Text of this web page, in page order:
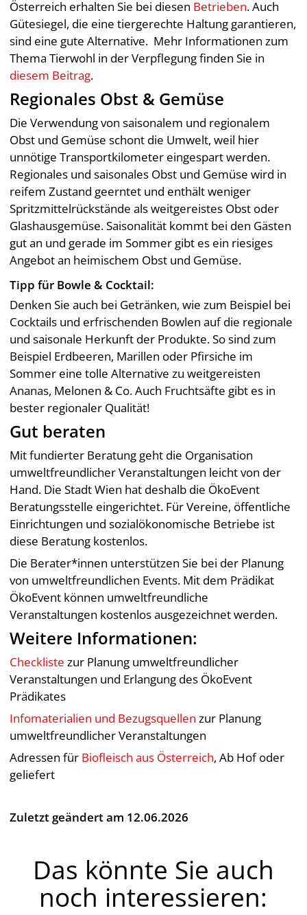
Österreich erhalten Sie bei diesen Betrieben. Auch
Gütesiegel, die eine tiergerechte Haltung garantieren,
sind eine gute Alternative. Mehr Informationen zum
Thema Tierwohl in der Verpflegung finden Sie in
diesem Beitrag.
Regionales Obst & Gemüse
Die Verwendung von saisonalem und regionalem
Obst und Gemüse schont die Umwelt, weil hier
unnötige Transportkilometer eingespart werden.
Regionales und saisonales Obst und Gemüse wird in
reifem Zustand geerntet und enthält weniger
Spritzmittelrückstände als weitgereistes Obst oder
Glashausgemüse. Saisonalität kommt bei den Gästen
gut an und gerade im Sommer gibt es ein riesiges
Angebot an heimischem Obst und Gemüse.
Tipp für Bowle & Cocktail:
Denken Sie auch bei Getränken, wie zum Beispiel bei
Cocktails und erfrischenden Bowlen auf die regionale
und saisonale Herkunft der Produkte. So sind zum
Beispiel Erdbeeren, Marillen oder Pfirsiche im
Sommer eine tolle Alternative zu weitgereisten
Ananas, Melonen & Co. Auch Fruchtsäfte gibt es in
bester regionaler Qualität!
Gut beraten
Mit fundierter Beratung geht die Organisation
umweltfreundlicher Veranstaltungen leicht von der
Hand. Die Stadt Wien hat deshalb die ÖkoEvent
Beratungsstelle eingerichtet. Für Vereine, öffentliche
Einrichtungen und sozialökonomische Betriebe ist
diese Beratung kostenlos.
Die Berater*innen unterstützen Sie bei der Planung
von umweltfreundlichen Events. Mit dem Prädikat
ÖkoEvent können umweltfreundliche
Veranstaltungen kostenlos ausgezeichnet werden.
Weitere Informationen:
Checklistezur Planung umweltfreundlicher
Veranstaltungen und Erlangung des ÖkoEvent
Prädikates
Infomaterialien und Bezugsquellen zur Planung
umweltfreundlicher Veranstaltungen
Adressen für Biofleisch aus Österreich, Ab Hof oder
geliefert
Zuletzt geändert am 12.06.2026
Das könnte Sie auch
noch interessieren: